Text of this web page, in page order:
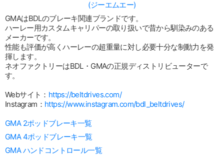
(ジーエムエー)
GMAはBDLのブレーキ関連ブランドです。
ハーレー用カスタムキャリパーの取り扱いで昔から馴染みのある
メーカーです。
性能も評価が高くハーレーの超重量に対し必要十分な制動力を発
揮します。
ネオファクトリーはBDL・GMAの正規ディストリビューターで
す。
Webサイト： https://beltdrives.com/
Instagram： https://www.instagram.com/bdl_beltdrives/
GMA 2ポッドブレーキ一覧
GMA 4ポッドブレーキ一覧
GMA ハンドコントロール一覧